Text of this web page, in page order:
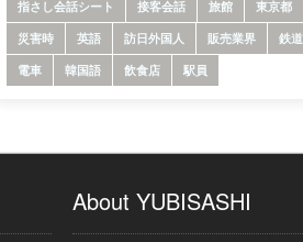
指さし会話シート
接客会話 旅館 東京都
災害時
英語 訪日外国人 販売業界
鉄道
電車
韓国語 飲食店 駅員
About YUBISASHI